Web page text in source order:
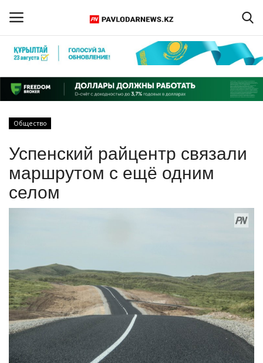
Регистрация
Главная
ПАВЛОДАРСКАЯ ОБЛАСТЬ
КАЗАХСТАН
СПОРТ
Чек-лист
РАЗВЛЕЧЕНИЯ
Общество
Успенский райцентр связали
маршрутом с ещё одним
селом